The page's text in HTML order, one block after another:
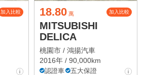
加入比較 18.80 萬 加入比較
MITSUBISHI
DELICA
桃園市 / 鴻揚汽車
2016年 / 90,000km
認證車
五大保證